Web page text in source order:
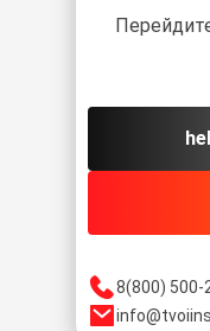
8(800) 500-